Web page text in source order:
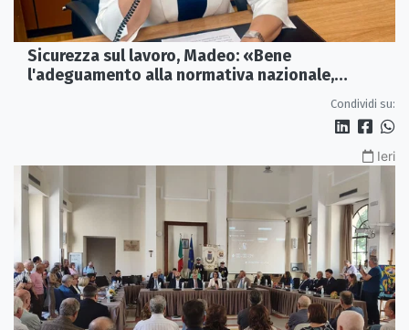
Sicurezza sul lavoro, Madeo: «Bene
l'adeguamento alla normativa nazionale,
Condividi su:
Ieri